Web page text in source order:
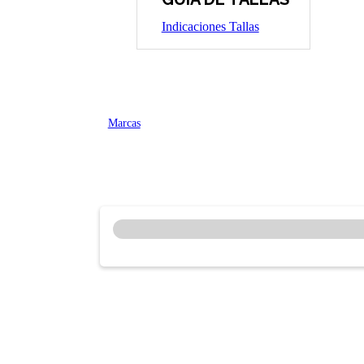
Indicaciones Tallas
Marcas